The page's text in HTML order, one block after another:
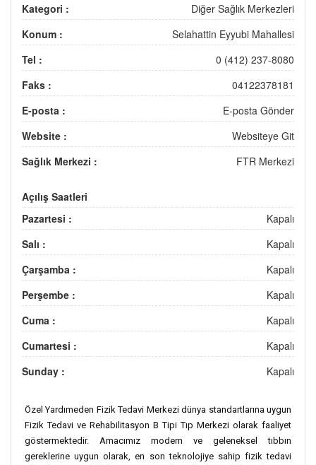
Kategori :
Diğer Sağlık Merkezleri
Konum :
Selahattin Eyyubi Mahallesi
Tel :
0 (412) 237-8080
Faks :
04122378181
E-posta :
E-posta Gönder
Website :
Websiteye Git
Sağlık Merkezi :
FTR Merkezi
Açılış Saatleri
Pazartesi :
Kapalı
Salı :
Kapalı
Çarşamba :
Kapalı
Perşembe :
Kapalı
Cuma :
Kapalı
Cumartesi :
Kapalı
Sunday :
Kapalı
Özel Yardımeden Fizik Tedavi Merkezi dünya standartlarına uygun
Fizik Tedavi ve Rehabilitasyon B Tipi Tıp Merkezi olarak faaliyet
göstermektedir. Amacımız modern ve geleneksel tıbbın
gereklerine uygun olarak, en son teknolojiye sahip fizik tedavi